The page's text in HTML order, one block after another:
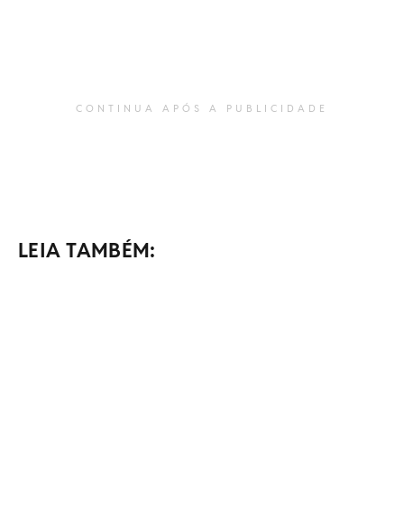
CONTINUA APÓS A PUBLICIDADE
LEIA TAMBÉM: